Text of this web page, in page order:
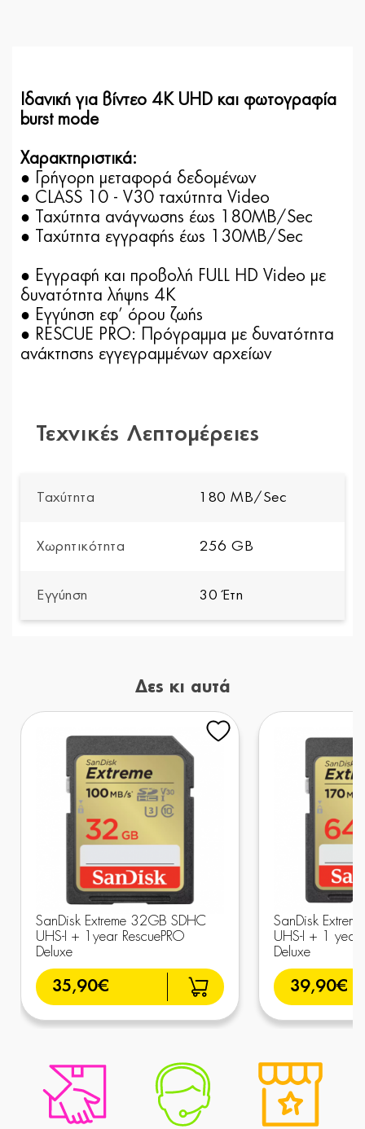
Ιδανική για βίντεο 4K UHD και φωτογραφία
burst mode
Χαρακτηριστικά:
● Γρήγορη μεταφορά δεδομένων
● CLASS 10 - V30 ταχύτητα Video
● Ταχύτητα ανάγνωσης έως 180MB/Sec
● Ταχύτητα εγγραφής έως 130MB/Sec
● Εγγραφή και προβολή FULL HD Video με
δυνατότητα λήψης 4Κ
● Εγγύηση εφ’ όρου ζωής
● RESCUE PRO: Πρόγραμμα με δυνατότητα
ανάκτησης εγγεγραμμένων αρχείων
Τεχνικές Λεπτομέρειες
Ταχύτητα 180 MB/Sec
Χωρητικότητα 256 GB
Εγγύηση 30 Έτη
Δες κι αυτά
SanDisk Extreme 32GB SDHC
UHS-I + 1year RescuePRO
Deluxe
35,90€
SanDisk
UHS-I + 1 year
Deluxe
39,90€